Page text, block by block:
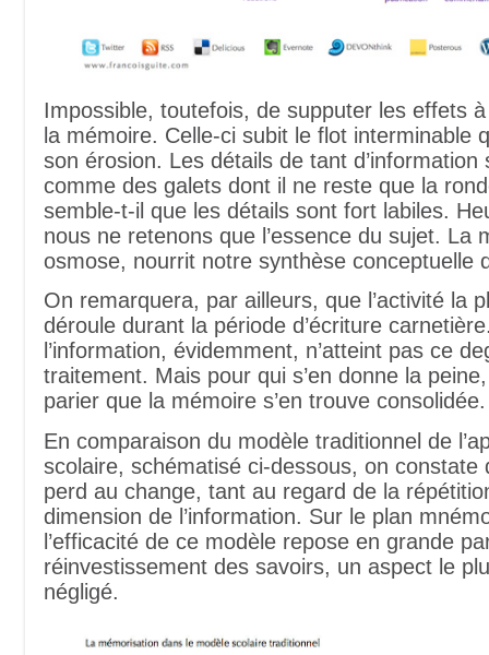
Impossible, toutefois, de supputer les effets
la mémoire. Celle-ci subit le flot interminable
son érosion. Les détails de tant d’information
comme des galets dont il ne reste que la
semble-t-il que les détails sont fort labiles.
nous ne retenons que l’essence du sujet. La
osmose, nourrit notre synthèse conceptuelle
On remarquera, par ailleurs, que l’activité la
déroule durant la période d’écriture
l’information, évidemment, n’atteint pas ce
traitement. Mais pour qui s’en donne la
parier que la mémoire s’en trouve consolidée.
En comparaison du modèle traditionnel de
scolaire, schématisé ci-dessous, on constate
perd au change, tant au regard de la
dimension de l’information. Sur le plan
l’efficacité de ce modèle repose en grande
réinvestissement des savoirs, un aspect le
négligé.